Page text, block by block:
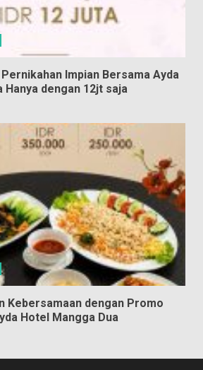
Impian Bersama Ayda
Hanya dengan 12jt saja
Kebersamaan dengan Promo
Hotel Mangga Dua